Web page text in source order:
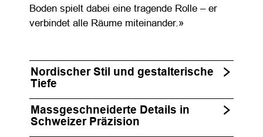
Boden spielt dabei eine tragende Rolle – er
verbindet alle Räume miteinander.»
Nordischer Stil und gestalterische
Tiefe
Massgeschneiderte Details in
Schweizer Präzision